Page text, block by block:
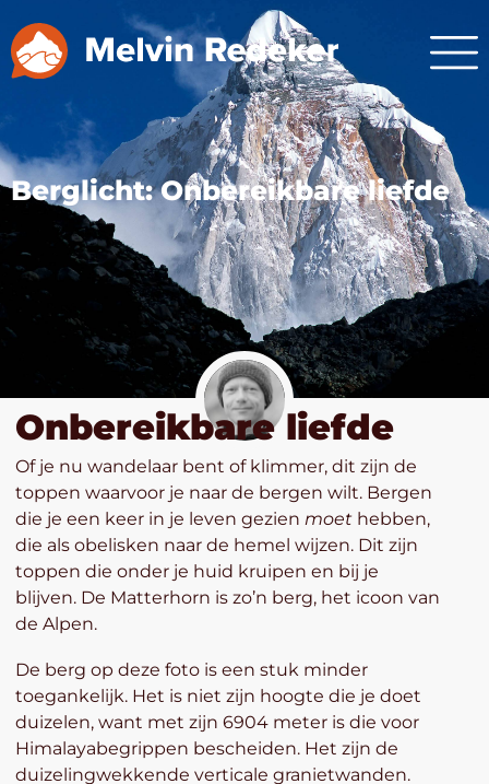
Berglicht: Onbereikbare liefde
Onbereikbare liefde
Of je nu wandelaar bent of klimmer, dit zijn de
toppen waarvoor je naar de bergen wilt. Bergen
die je een keer in je leven gezienmoet hebben,
die als obelisken naar de hemel wijzen. Dit zijn
toppen die onder je huid kruipen en bij je
blijven. De Matterhorn is zo’n berg, het icoon van
de Alpen.
De berg op deze foto is een stuk minder
toegankelijk. Het is niet zijn hoogte die je doet
duizelen, want met zijn 6904 meter is die voor
Himalayabegrippen bescheiden. Het zijn de
duizelingwekkende verticale granietwanden.